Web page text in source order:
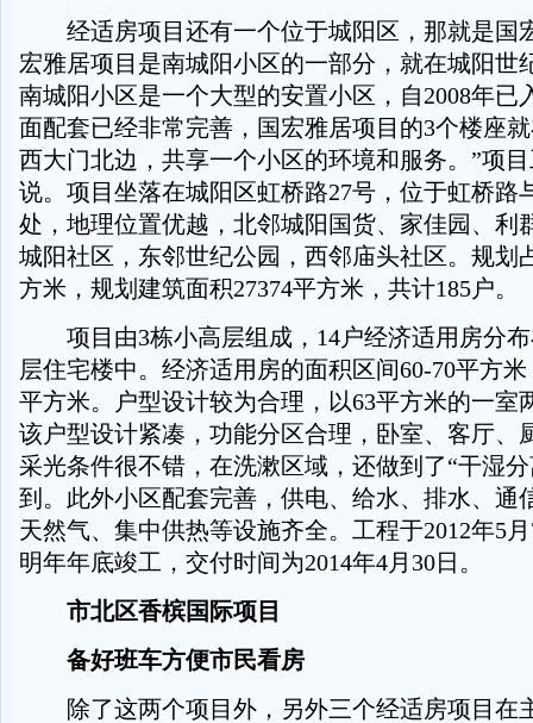
经适房项目还有一个位于城阳区，那就是国
宏雅居项目是南城阳小区的一部分，就在城阳世
南城阳小区是一个大型的安置小区，自2008年已
面配套已经非常完善，国宏雅居项目的3个楼座
西大门北边，共享一个小区的环境和服务。”项
说。项目坐落在城阳区虹桥路27号，位于虹桥路
处，地理位置优越，北邻城阳国货、家佳园、利
城阳社区，东邻世纪公园，西邻庙头社区。规划
方米，规划建筑面积27374平方米，共计185户。
项目由3栋小高层组成，14户经济适用房分布
层住宅楼中。经济适用房的面积区间60-70平方
平方米。户型设计较为合理，以63平方米的一室
该户型设计紧凑，功能分区合理，卧室、客厅、
采光条件很不错，在洗漱区域，还做到了“干湿
到。此外小区配套完善，供电、给水、排水、通
天然气、集中供热等设施齐全。工程于2012年5
明年年底竣工，交付时间为2014年4月30日。
市北区香槟国际项目
备好班车方便市民看房
除了这两个项目外，另外三个经适房项目在